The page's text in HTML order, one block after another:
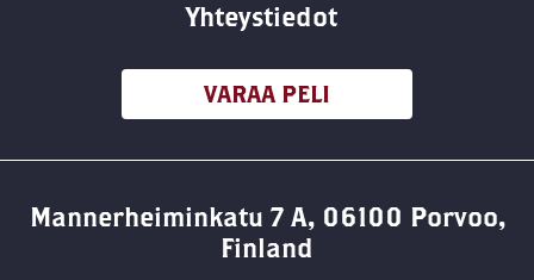
Yhteystiedot
VARAA PELI
Mannerheiminkatu 7 A, 06100 Porvoo,
Finland